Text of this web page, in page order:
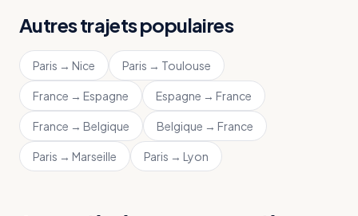
Autres trajets populaires
Paris → Nice Paris → Toulouse
France → Espagne Espagne → France
France → Belgique Belgique → France
Paris → Marseille Paris → Lyon